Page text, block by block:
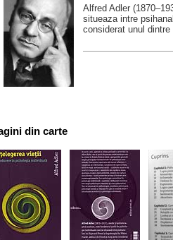
Alfred Adler
situeaza intre
considerat unul
din carte